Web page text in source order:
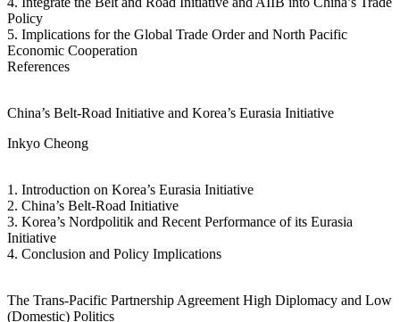
Policy
5. Implications for the Global Trade Order and North Pacific
Economic Cooperation
References
China’s Belt-Road Initiative and Korea’s Eurasia Initiative
Inkyo Cheong
1. Introduction on Korea’s Eurasia Initiative
2. China’s Belt-Road Initiative
3. Korea’s Nordpolitik and Recent Performance of its Eurasia
Initiative
4. Conclusion and Policy Implications
The Trans-Pacific Partnership Agreement High Diplomacy and Low
(Domestic) Politics